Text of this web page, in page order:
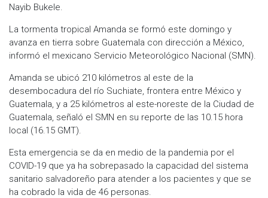
Nayib Bukele.
La tormenta tropical Amanda se formó este domingo y
avanza en tierra sobre Guatemala con dirección a México,
informó el mexicano Servicio Meteorológico Nacional (SMN).
Amanda se ubicó 210 kilómetros al este de la
desembocadura del río Suchiate, frontera entre México y
Guatemala, y a 25 kilómetros al este-noreste de la Ciudad de
Guatemala, señaló el SMN en su reporte de las 10.15 hora
local (16.15 GMT).
Esta emergencia se da en medio de la pandemia por el
COVID-19 que ya ha sobrepasado la capacidad del sistema
sanitario salvadoreño para atender a los pacientes y que se
ha cobrado la vida de 46 personas.